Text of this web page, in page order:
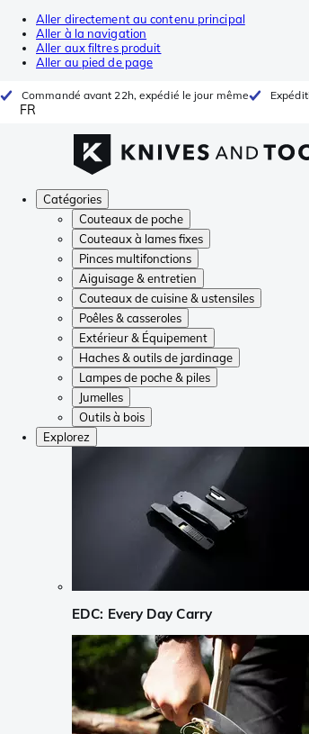
Aller directement au contenu principal
Aller à la navigation
Aller aux filtres produit
Aller au pied de page
Commandé avant 22h, expédié le jour même
FR
Catégories
Couteaux de poche
Couteaux à lames fixes
Pinces multifonctions
Aiguisage & entretien
Couteaux de cuisine & ustensiles
Poêles & casseroles
Extérieur & Équipement
Haches & outils de jardinage
Lampes de poche & piles
Jumelles
Outils à bois
Explorez
EDC: Every Day Carry